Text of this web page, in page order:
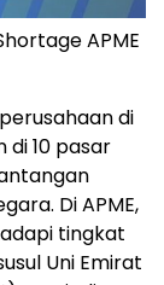
APME
di
di 10 pasar
Di APME,
tingkat
Uni Emirat